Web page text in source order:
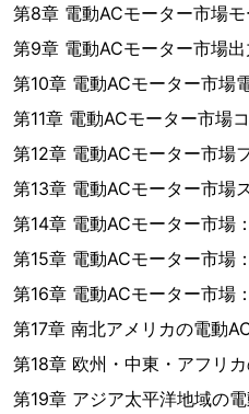
第8章 電動ACモーター市場
第9章 電動ACモーター市場
第10章 電動ACモーター市場
第11章 電動ACモーター市場
第12章 電動ACモーター市場
第13章 電動ACモーター市場
第14章 電動ACモーター市場
第15章 電動ACモーター市場
第16章 電動ACモーター市場
第17章 南北アメリカの電動
第18章 欧州・中東・アフリ
第19章 アジア太平洋地域の